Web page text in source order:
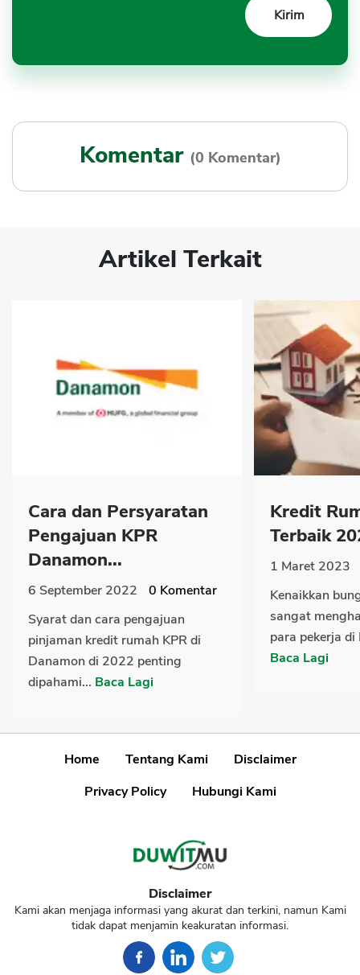
Komentar (0 Komentar)
Artikel Terkait
Cara dan Persyaratan
Pengajuan KPR
Danamon...
6 September 2022 0 Komentar
Syarat dan cara pengajuan
pinjaman kredit rumah KPR di
Danamon di 2022 penting
dipahami... Baca Lagi
Kredit
Terbaik
1 Maret 2023
Kenaikkan
sangat
para pekerja di
Baca Lagi
Home Tentang Kami
Disclaimer
Privacy Policy
Hubungi Kami
Disclaimer
Kami akan menjaga informasi yang akurat dan terkini, namun Kami
tidak dapat menjamin keakuratan informasi.